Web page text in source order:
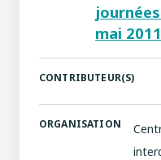
mai 2011
CONTRIBUTEUR(S)
ORGANISATION